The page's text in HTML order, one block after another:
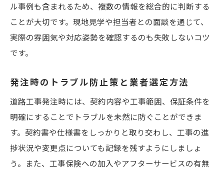
ル事例も含まれるため、複数の情報を総合的に判断する
ことが大切です。現地見学や担当者との面談を通じて、
実際の雰囲気や対応姿勢を確認するのも失敗しないコツ
です。
発注時のトラブル防止策と業者選定方法
道路工事発注時には、契約内容や工事範囲、保証条件を
明確にすることでトラブルを未然に防ぐことができま
す。契約書や仕様書をしっかりと取り交わし、工事の進
捗状況や変更点についても記録を残すようにしましょ
う。また、工事保険への加入やアフターサービスの有無